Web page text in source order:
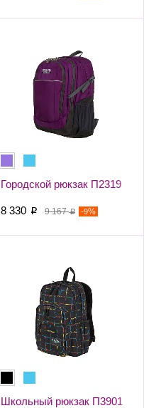
Городской рюкзак П2319
-9%
9 167p
8 330 p
Школьный рюкзак П3901